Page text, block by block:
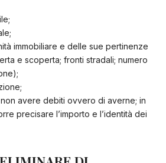
immobiliare e delle sue pertinenze
e scoperta; fronti stradali; numero
avere debiti ovvero di averne; in
precisare l’importo e l’identità dei